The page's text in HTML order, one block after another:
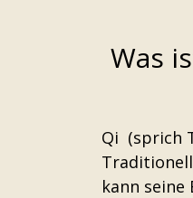
Was
Qi (sprich
Traditionell
kann seine